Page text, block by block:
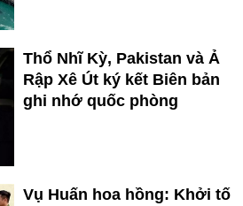
Thổ Nhĩ Kỳ, Pakistan và Ả
Rập Xê Út ký kết Biên bản
ghi nhớ quốc phòng
Vụ Huấn hoa hồng: Khởi tố